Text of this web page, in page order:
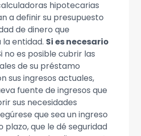
hipotecarias
a definir su presupuesto
de dinero que
entidad. Si es necesario
no es posible cubrir las
de su préstamo
sus ingresos actuales,
fuente de ingresos que
sus necesidades
que sea un ingreso
plazo, que le dé seguridad